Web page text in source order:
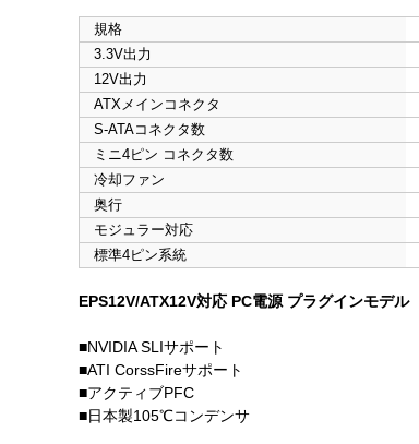
規格
3.3V出力
12V出力
ATXメインコネクタ
S-ATAコネクタ数
ミニ4ピン コネクタ数
冷却ファン
奥行
モジュラー対応
標準4ピン系統
EPS12V/ATX12V対応 PC電源 プラグインモデル
■NVIDIA SLIサポート
■ATI CorssFireサポート
■アクティブPFC
■日本製105℃コンデンサ